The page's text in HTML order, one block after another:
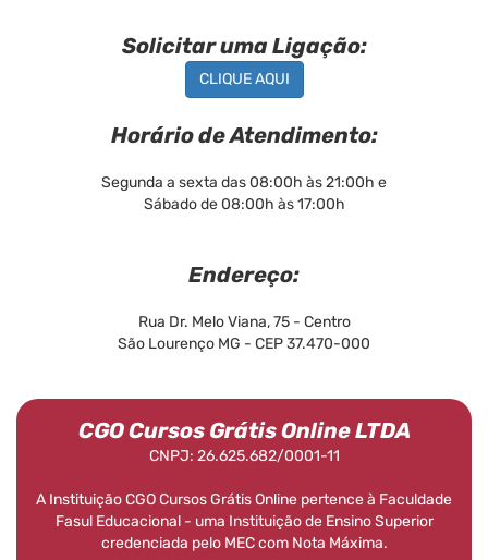
Solicitar uma Ligação:
CLIQUE AQUI
Horário de Atendimento:
Segunda a sexta das 08:00h às 21:00h e
Sábado de 08:00h às 17:00h
Endereço:
Rua Dr. Melo Viana, 75 - Centro
São Lourenço MG - CEP 37.470-000
CGO Cursos Grátis Online LTDA
CNPJ: 26.625.682/0001-11
A Instituição CGO Cursos Grátis Online pertence à Faculdade
Fasul Educacional - uma Instituição de Ensino Superior
credenciada pelo MEC com Nota Máxima.